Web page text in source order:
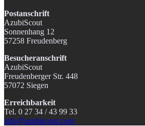
Postanschrift
AzubiScout
Sonnenhang 12
57258 Freudenberg
Besucheranschrift
AzubiScout
Freudenberger Str. 448
57072 Siegen
Erreichbarkeit
Tel. 0 27 34 / 43 99 33
info@azubiscout.com